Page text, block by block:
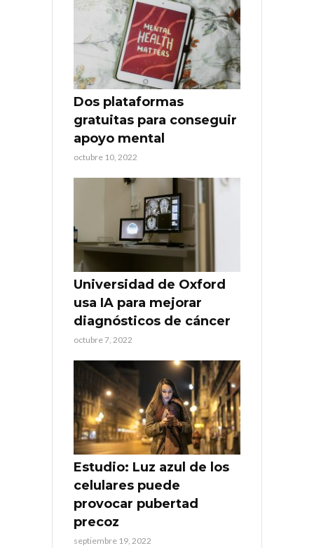
Dos plataformas
gratuitas para conseguir
apoyo mental
octubre 10, 2022
Universidad de Oxford
usa IA para mejorar
diagnósticos de cáncer
octubre 7, 2022
Estudio: Luz azul de los
celulares puede
provocar pubertad
precoz
septiembre 19, 2022